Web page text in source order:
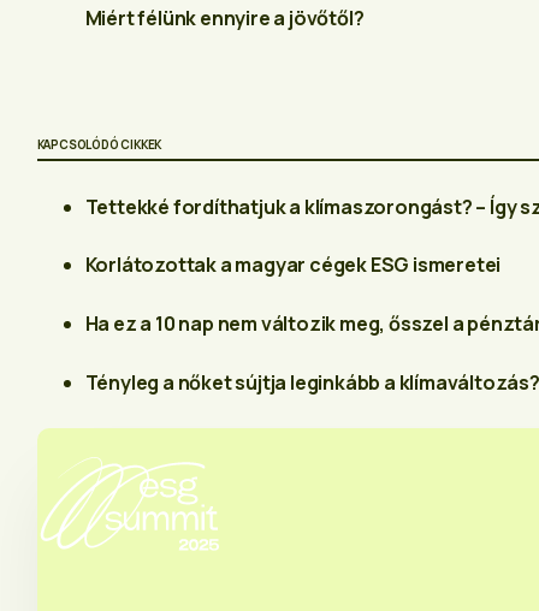
Miért félünk ennyire a jövőtől?
KAPCSOLÓDÓ CIKKEK
Tettekké fordíthatjuk a klímaszorongást? – Így
Korlátozottak a magyar cégek ESG ismeretei
Ha ez a 10 nap nem változik meg, ősszel a
Tényleg a nőket sújtja leginkább a